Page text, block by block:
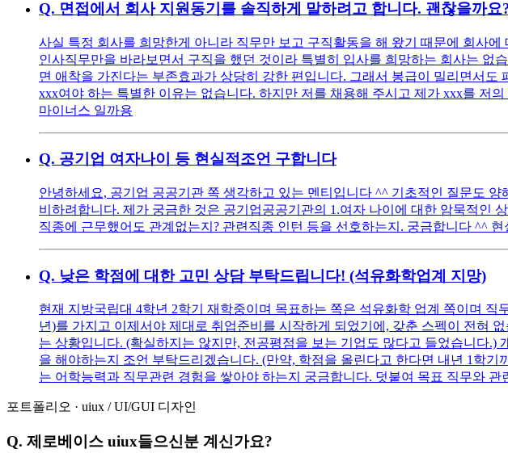
Q. 면접에서 회사 지원동기를 솔직하게 말하려고 합니다. 괜찮을까요
사실 특정 회사를 희망한게 아니라 직무만 보고 구직활동을 해 왔기 때문에 회사
인사직무만을 바라보면서 구직을 했던 것이라 특별히 입사를 희망하는 회사는 없
면 애착을 가진다는 부존효과가 상당히 강한 편입니다. 그래서 봉급이 밀리면서
xxx여야 하는 특별한 이유는 없습니다. 하지만 저를 채용해 주시고 제가 xxx를 저
마이너스 일까용
Q. 공기업 여자나이 등 현실적조언 구합니다
안녕하세요, 공기업 공공기관 쪽 생각하고 있는 멘티입니다 ^^ 기초적인 질문도
비하려합니다. 제가 궁금한 것은 공기업공공기관의 1.여자 나이에 대한 암묵적인
직종에 근무했어도 관계없는지? 관련직종 인턴 등을 선호하는지. 궁금합니다 ^^
Q. 낮은 학점에 대한 고민 상담 부탁드립니다! (석유화학업계 지망)
현재 지방국립대 4학년 2학기 재학중이며 목표하는 쪽은 석유화학 업계 쪽이며
년)를 가지고 이제서야 제대로 취업준비를 시작하게 되었기에, 갖춘 스펙이 전혀
는 상황입니다. (확실하지는 않지만, 전공평점을 보는 기업도 많다고 들었습니다
을 해야하는지 조언 부탁드리겠습니다. (만약, 학점을 올린다고 한다면 내년 1학
는 어학능력과 직무관련 경험을 쌓아야 하는지 궁금합니다. 덧붙여 목표 직무와
포트폴리오 · uiux /UI/GUI 디자인
Q. 제로베이스 uiux들으신분 계신가요?